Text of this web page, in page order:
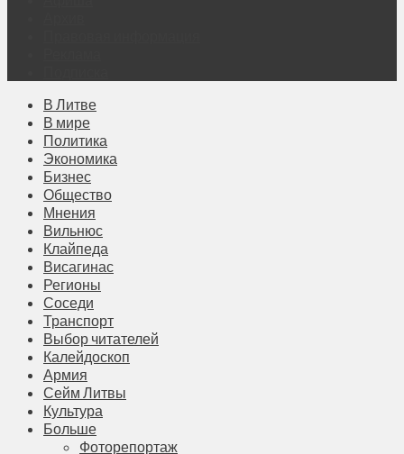
В Литве
В мире
Политика
Экономика
Бизнес
Общество
Мнения
Вильнюс
Клайпеда
Висагинас
Регионы
Соседи
Транспорт
Выбор читателей
Калейдоскоп
Армия
Сейм Литвы
Культура
Больше
Фоторепортаж